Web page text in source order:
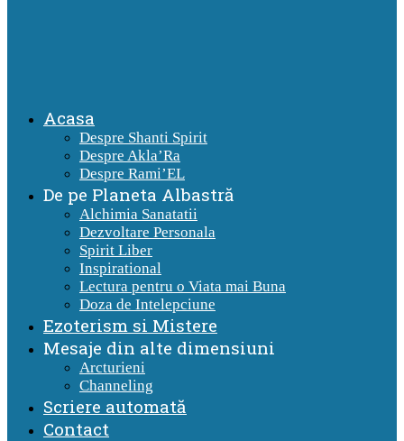
Acasa
Despre Shanti Spirit
Despre Akla’Ra
Despre Rami’EL
De pe Planeta Albastră
Alchimia Sanatatii
Dezvoltare Personala
Spirit Liber
Inspirational
Lectura pentru o Viata mai Buna
Doza de Intelepciune
Ezoterism si Mistere
Mesaje din alte dimensiuni
Arcturieni
Channeling
Scriere automată
Contact